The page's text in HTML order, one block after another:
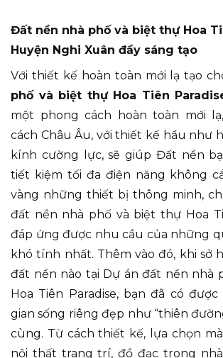
Đất nền nhà phố và biệt thự Hoa
Huyện Nghi Xuân đầy sáng tạo
Với thiết kế hoàn toàn mới lạ tạo
phố và biệt thự Hoa Tiên
một phong cách hoàn toàn mới
cách Châu Âu, với thiết kế hầu như
kính cường lực, sẽ giúp Đất nền
tiết kiệm tối đa điện năng không
vàng những thiết bị thông minh,
đất nền nhà phố và biệt thự Hoa
đáp ứng được nhu cầu của những
khó tính nhất. Thêm vào đó, khi sở
đất nền nào tại Dự án đất nền nhà
Hoa Tiên Paradise, bạn đã có
gian sống riêng đẹp như “thiên
cùng. Từ cách thiết kế, lựa chọn
nội thất trang trí, đồ đạc trong